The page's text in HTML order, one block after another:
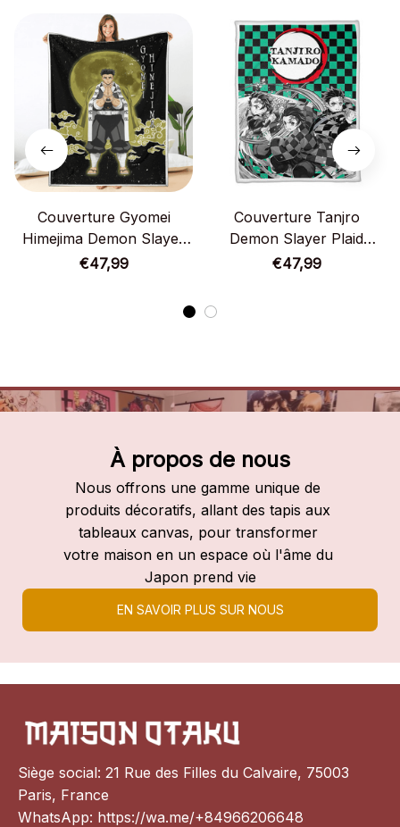
Couverture Gyomei
Himejima Demon Slayer
Plaid Polaire Plaid Canapé
€47,99
Couverture Tanjro
Demon Slayer Plaid
Polaire Plaid Canapé
€47,99
À propos de nous
Nous offrons une gamme unique de
produits décoratifs, allant des tapis aux
tableaux canvas, pour transformer
votre maison en un espace où l'âme du
Japon prend vie
EN SAVOIR PLUS SUR NOUS
Siège social: 21 Rue des Filles du Calvaire, 75003
Paris, France
WhatsApp: https://wa.me/+84966206648